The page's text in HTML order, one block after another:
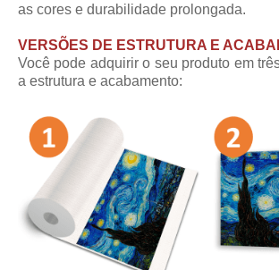
as cores e durabilidade prolongada.
VERSÕES DE ESTRUTURA E
Você pode adquirir o seu produto em
a estrutura e acabamento: